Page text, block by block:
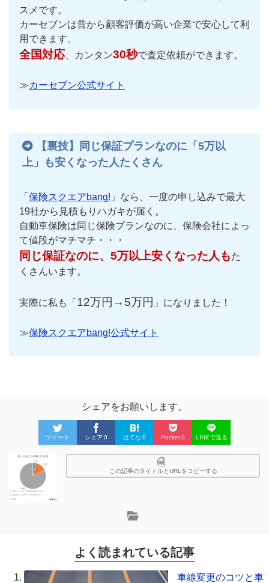
スメです。
カーセブンは昔から顧客評価が高い企業で安心して利
用できます。
全国対応、カンタン30秒で査定依頼ができます。
≫カーセブン公式サイト
【裏技】同じ保証プランなのに「5万以
上」も安くなった人たくさん
「 保険スクエアbang! 」なら、一度の申し込みで最大
19社から見積もりハガキが届く。
自動車保険は同じ保険プランなのに、保険会社によっ
て値段がマチマチ・・・
同じ保証なのに、5万以上安くなった人もた
くさんいます。
実際に私も「 12万円→5万円 」になりました！
≫保険スクエアbang!公式サイト
シェアをお願いします。
ツイート シェア 0 はてな 0 Pocket0 LINEで送る
この記事のタイトルとURLをコピーする
よく読まれている記事
車線変更のコツと車